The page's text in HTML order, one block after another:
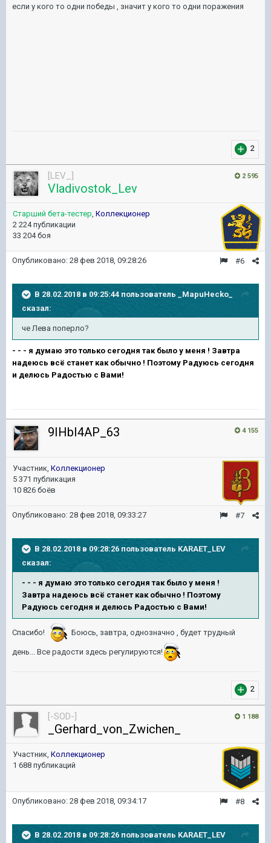
если у кого то одни победы , значит у кого то одни поражения
2
2 595
[LEV_]
Vladivostok_Lev
Старший бета-тестер, Коллекционер
2 224 публикации
33 204 боя
#6
Опубликовано: 28 фев 2018, 09:28:26
В 28.02.2018 в 09:25:44 пользователь
_MapuHecko_
сказал:
че Лева поперло?
- - - я думаю это только сегодня так было у меня ! Завтра
надеюсь всё станет как обычно ! Поэтому Радуюсь сегодня
и делюсь Радостью с Вами!
4 155
9IHbI4AP_63
Участник, Коллекционер
5 371 публикация
10 826 боёв
#7
Опубликовано: 28 фев 2018, 09:33:27
В 28.02.2018 в 09:28:26 пользователь KARAET_LEV
сказал:
- - - я думаю это только сегодня так было у меня !
Завтра надеюсь всё станет как обычно ! Поэтому
Радуюсь сегодня и делюсь Радостью с Вами!
Спасибо! Боюсь, завтра, однозначно , будет трудный
день... Все радости здесь регулируются!
2
1 188
[-SOD-]
_Gerhard_von_Zwichen_
Участник, Коллекционер
1 688 публикаций
#8
Опубликовано: 28 фев 2018, 09:34:17
В 28.02.2018 в 09:28:26 пользователь KARAET_LEV